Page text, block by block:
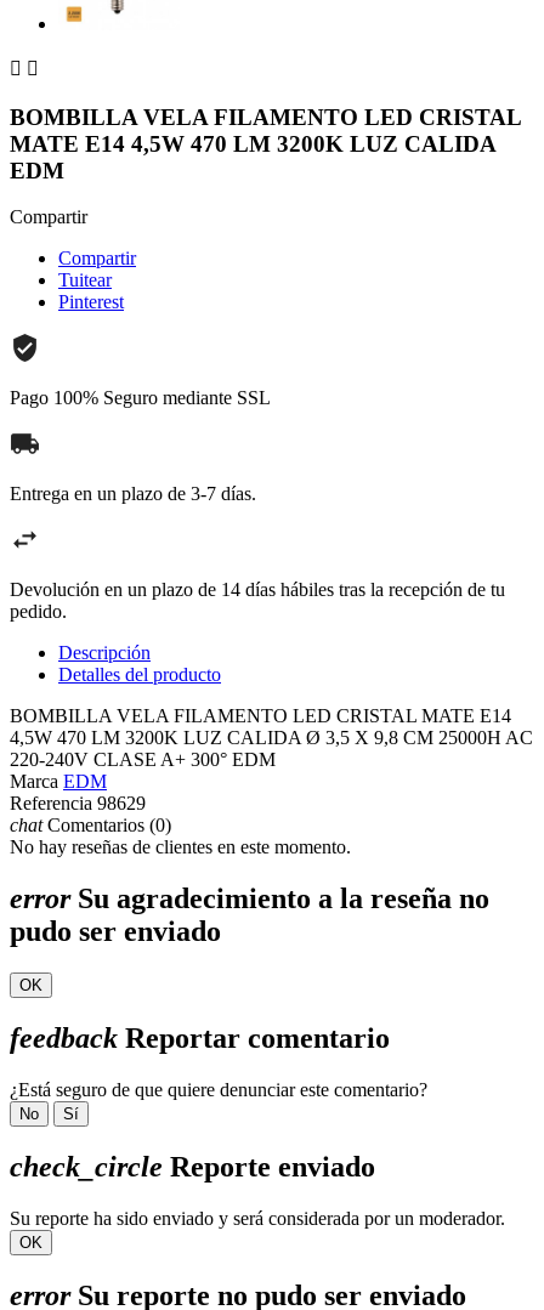
 
BOMBILLA VELA FILAMENTO LED CRISTAL
MATE E14 4,5W 470 LM 3200K LUZ CALIDA
EDM
Compartir
Compartir
Tuitear
Pinterest
Pago 100% Seguro mediante SSL
Entrega en un plazo de 3-7 días.
Devolución en un plazo de 14 días hábiles tras la recepción de tu
pedido.
Descripción
Detalles del producto
BOMBILLA VELA FILAMENTO LED CRISTAL MATE E14
4,5W 470 LM 3200K LUZ CALIDA Ø 3,5 X 9,8 CM 25000H AC
220-240V CLASE A+ 300° EDM
Marca EDM
Referencia 98629
chatComentarios (0)
No hay reseñas de clientes en este momento.
errorSu agradecimiento a la reseña no
pudo ser enviado
OK
feedback Reportar comentario
¿Está seguro de que quiere denunciar este comentario?
No Sí
check_circle Reporte enviado
Su reporte ha sido enviado y será considerada por un moderador.
OK
errorSu reporte no pudo ser enviado